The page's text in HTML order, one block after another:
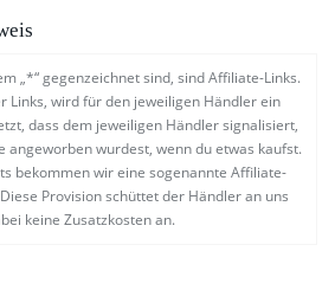
„*“ gegenzeichnet sind, sind Affiliate-Links.
Links, wird für den jeweiligen Händler ein
dass dem jeweiligen Händler signalisiert,
angeworben wurdest, wenn du etwas kaufst.
bekommen wir eine sogenannte Affiliate-
Provision schüttet der Händler an uns
keine Zusatzkosten an.